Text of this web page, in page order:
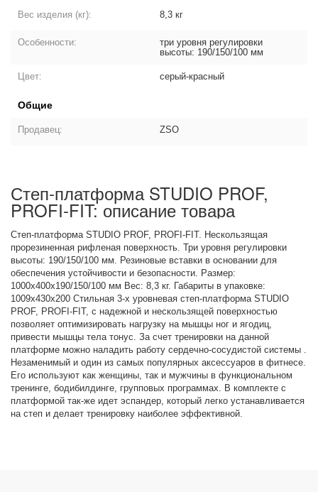
Вес изделия (кг): 8,3 кг
Особенности:
три уровня регулировки
высоты: 190/150/100 мм
Цвет: серый-красный
Общие
Продавец: ZSO
Степ-платформа STUDIO PROF,
PROFI-FIT: описание товара
Степ-платформа STUDIO PROF, PROFI-FIT. Нескользящая
прорезиненная рифленая поверхность. Три уровня регулировки
высоты: 190/150/100 мм. Резиновые вставки в основании для
обеспечения устойчивости и безопасности. Размер:
1000x400x190/150/100 мм Вес: 8,3 кг. Габариты в упаковке:
1009х430х200 Стильная 3-х уровневая степ-платформа STUDIO
PROF, PROFI-FIT, с надежной и нескользящей поверхностью
позволяет оптимизировать нагрузку на мышцы ног и ягодиц,
привести мышцы тела тонус. За счет тренировки на данной
платформе можно наладить работу сердечно-сосудистой системы .
Незаменимый и один из самых популярных аксессуаров в фитнесе.
Его используют как женщины, так и мужчины в функциональном
тренинге, бодибилдинге, групповых программах. В комплекте с
платформой так-же идет эспандер, который легко устанавливается
на степ и делает тренировку наиболее эффективной.